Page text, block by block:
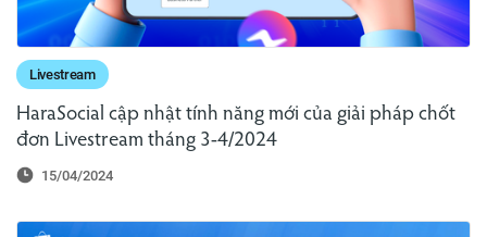
Livestream
HaraSocial cập nhật tính năng mới của giải pháp chốt
đơn Livestream tháng 3-4/2024
15/04/2024